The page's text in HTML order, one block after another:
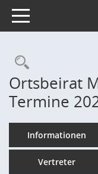
Toggle navigation
Ortsbeirat
Termine
Informationen
Vertreter